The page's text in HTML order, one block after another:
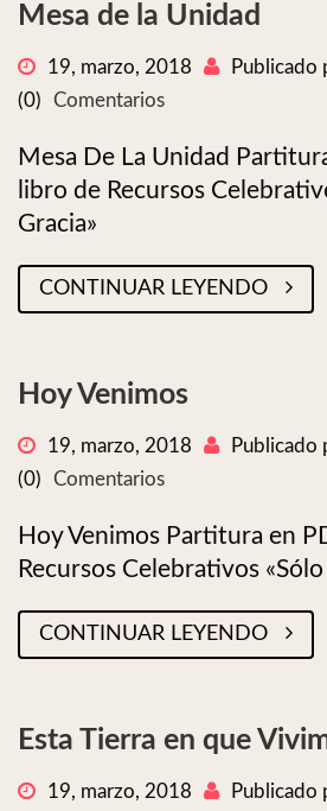
Mesa de la Unidad
19, marzo, 2018 Publicado
(0)
Comentarios
Mesa De La Unidad
libro de Recursos
Gracia»
CONTINUAR LEYENDO
Hoy Venimos
19, marzo, 2018 Publicado
(0)
Comentarios
Hoy Venimos Partitura en
Recursos Celebrativos
CONTINUAR LEYENDO
Esta Tierra en que
19, marzo, 2018 Publicado